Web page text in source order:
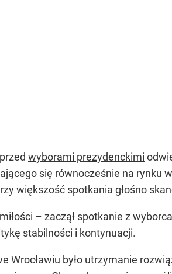
wyborami prezydenckimi
się równocześnie na rynku
większość spotkania głośno
– zaczął spotkanie z
stabilności i kontynuacji.
było utrzymanie